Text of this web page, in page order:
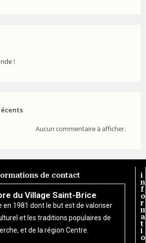
!
Aucun commentaire à afficher.
de contact
du Village Saint-Brice
en 1981 dont le but est de valoriser
et les traditions populaires de
et de la région Centre.
i
n
f
o
r
a
t
i
o